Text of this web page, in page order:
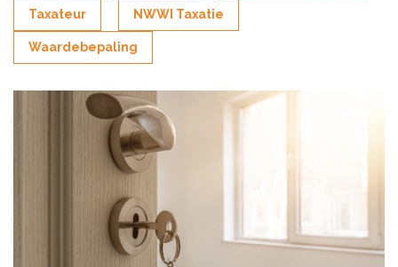
Taxateur NWWI Taxatie
Waardebepaling